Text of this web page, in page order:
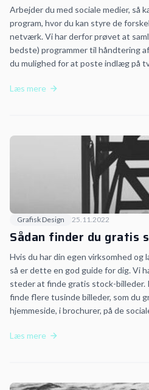
Arbejder du med sociale medier, så
program, hvor du kan styre de
netværk. Vi har derfor prøvet at
bedste) programmer til håndtering
du mulighed for at poste indlæg på
Læs mere
Grafisk Design 25.11.2022
Sådan finder du gratis
Hvis du har din egen virksomhed og
så er dette en god guide for dig. Vi
steder at finde gratis stock-billeder.
finde flere tusinde billeder, som du
hjemmeside, i brochurer, på de
Læs mere